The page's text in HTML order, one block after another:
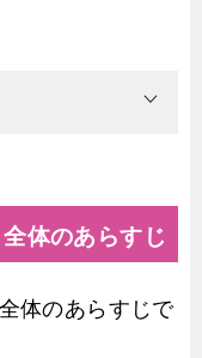
体のあらすじ
体のあらすじで